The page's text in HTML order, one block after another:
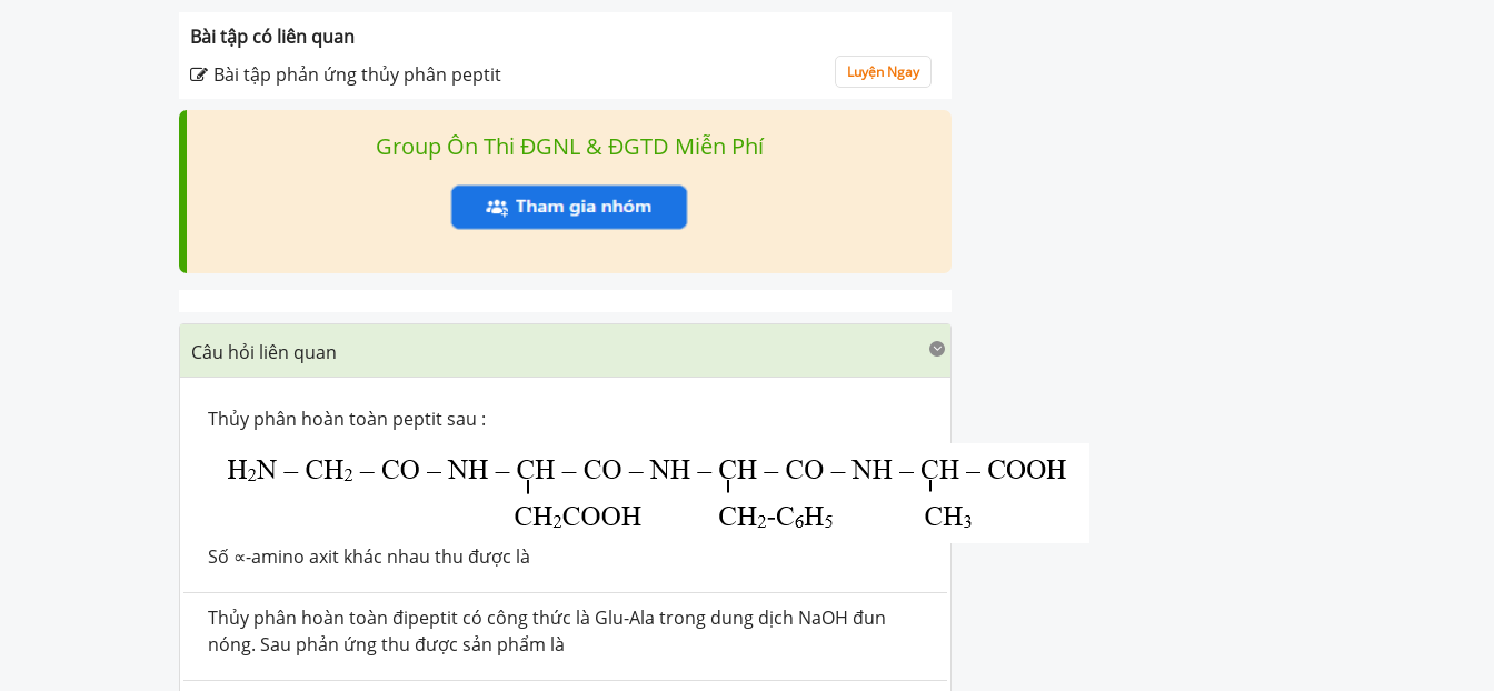
Bài tập có liên quan
Bài tập phản ứng thủy phân peptit
Luyện Ngay
Group Ôn Thi ĐGNL & ĐGTD Miễn Phí
Câu hỏi liên quan
Thủy phân hoàn toàn peptit sau :
Số ∝-amino axit khác nhau thu được là
Thủy phân hoàn toàn đipeptit có công thức là Glu-Ala trong dung dịch NaOH đun
nóng. Sau phản ứng thu được sản phẩm là